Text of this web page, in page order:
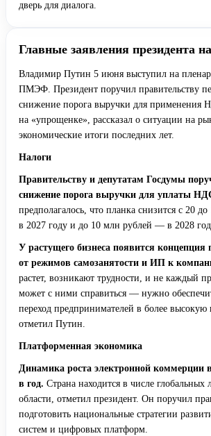
дверь для диалога.
Главные заявления президента
Владимир Путин 5 июня выступил на
ПМЭФ. Президент поручил правительству
снижение порога выручки для применения
на «упрощенке», рассказал о ситуации на
экономические итоги последних лет.
Налоги
Правительству и депутатам Госдумы
снижение порога выручки для уплаты
предполагалось, что планка снизится с 20
в 2027 году и до 10 млн рублей — в 2028
У растущего бизнеса появится концепция
от режимов самозанятости и ИП к
растет, возникают трудности, и не каждый
может с ними справиться — нужно
переход предпринимателей в более высокую
отметил Путин.
Платформенная экономика
Динамика роста электронной коммерции
в год. Страна находится в числе глобальных
области, отметил президент. Он поручил
подготовить национальные стратегии
систем и цифровых платформ.